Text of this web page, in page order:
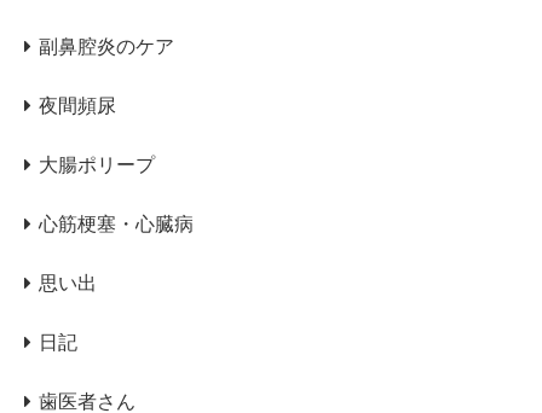
副鼻腔炎のケア
夜間頻尿
大腸ポリープ
心筋梗塞・心臓病
思い出
日記
歯医者さん